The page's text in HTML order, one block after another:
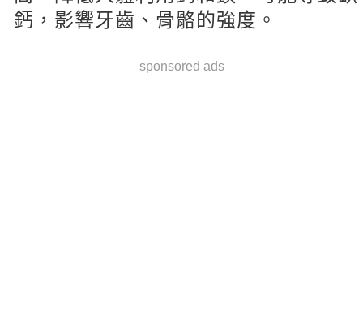
鈣，影響牙齒、骨骼的強度。
sponsored ads